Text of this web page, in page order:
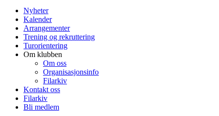
Nyheter
Kalender
Arrangementer
Trening og rekruttering
Turorientering
Om klubben
Om oss
Organisasjonsinfo
Filarkiv
Kontakt oss
Filarkiv
Bli medlem